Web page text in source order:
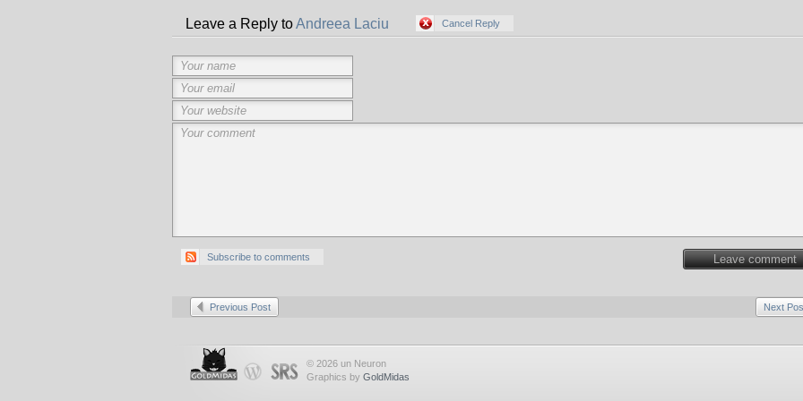
Leave a Reply toAndreea Laciu Cancel Reply
Subscribe to comments Leave comment
Previous Post Next
© 2026 un Neuron
Graphics by GoldMidas